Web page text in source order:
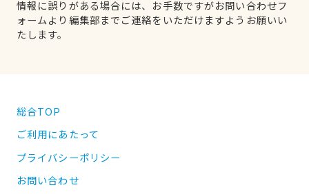
情報に誤りがある場合には、お手数ですがお問い合わせフ
ォームより編集部までご連絡をいただけますようお願いい
たします。
総合TOP
ご利用にあたって
プライバシーポリシー
お問い合わせ